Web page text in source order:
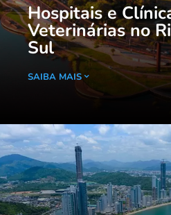
Hospitais e
Veterinárias no
Sul
SAIBA MAIS